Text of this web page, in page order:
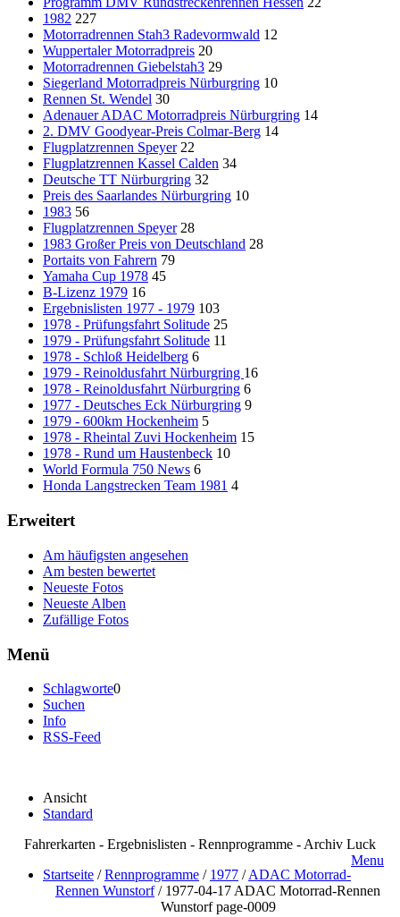
1982 227
Motorradrennen Stah3 Radevormwald 12
Wuppertaler Motorradpreis 20
Motorradrennen Giebelstah3 29
Siegerland Motorradpreis Nürburgring 10
Rennen St. Wendel 30
Adenauer ADAC Motorradpreis Nürburgring 14
2. DMV Goodyear-Preis Colmar-Berg 14
Flugplatzrennen Speyer 22
Flugplatzrennen Kassel Calden 34
Deutsche TT Nürburgring 32
Preis des Saarlandes Nürburgring 10
1983 56
Flugplatzrennen Speyer 28
1983 Großer Preis von Deutschland 28
Portaits von Fahrern 79
Yamaha Cup 1978 45
B-Lizenz 1979 16
Ergebnislisten 1977 - 1979 103
1978 - Prüfungsfahrt Solitude 25
1979 - Prüfungsfahrt Solitude 11
1978 - Schloß Heidelberg 6
1979 - Reinoldusfahrt Nürburgring 16
1978 - Reinoldusfahrt Nürburgring 6
1977 - Deutsches Eck Nürburgring 9
1979 - 600km Hockenheim 5
1978 - Rheintal Zuvi Hockenheim 15
1978 - Rund um Haustenbeck 10
World Formula 750 News 6
Honda Langstrecken Team 1981 4
Erweitert
Am häufigsten angesehen
Am besten bewertet
Neueste Fotos
Neueste Alben
Zufällige Fotos
Menü
Schlagworte0
Suchen
Info
RSS-Feed
Ansicht
Standard
Fahrerkarten - Ergebnislisten - Rennprogramme - Archiv Luck
Menu
Startseite /Rennprogramme / 1977 /ADAC Motorrad-
Rennen Wunstorf/ 1977-04-17 ADAC Motorrad-Rennen
Wunstorf page-0009